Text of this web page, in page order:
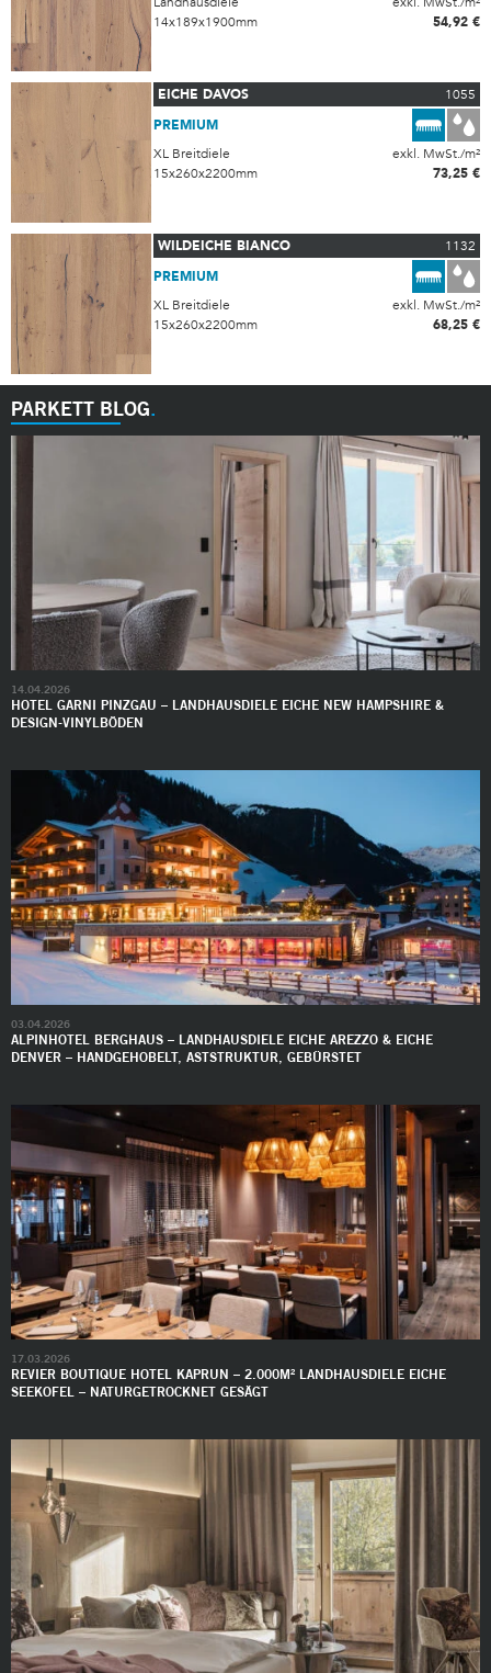
14x189x1900mm
54,92 €
EICHE DAVOS
1055
PREMIUM
XL Breitdiele
exkl. MwSt./m²
15x260x2200mm
73,25 €
WILDEICHE BIANCO
1132
PREMIUM
XL Breitdiele
exkl. MwSt./m²
15x260x2200mm
68,25 €
PARKETT BLOG
HOTEL GARNI PINZGAU – LANDHAUSDIELE EICHE NEW HAMPSHIRE &
DESIGN-VINYLBÖDEN
14.04.2026
ALPINHOTEL BERGHAUS – LANDHAUSDIELE EICHE AREZZO & EICHE
DENVER – HANDGEHOBELT, ASTSTRUKTUR, GEBÜRSTET
03.04.2026
REVIER BOUTIQUE HOTEL KAPRUN – 2.000M² LANDHAUSDIELE EICHE
SEEKOFEL – NATURGETROCKNET GESÄGT
17.03.2026